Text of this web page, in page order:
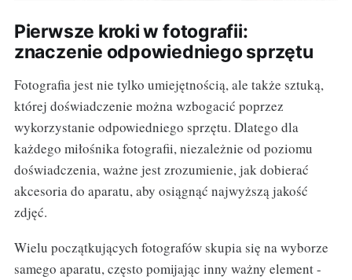
Pierwsze kroki w fotografii:
znaczenie odpowiedniego sprzętu
Fotografia jest nie tylko umiejętnością, ale także sztuką,
której doświadczenie można wzbogacić poprzez
wykorzystanie odpowiedniego sprzętu. Dlatego dla
każdego miłośnika fotografii, niezależnie od poziomu
doświadczenia, ważne jest zrozumienie, jak dobierać
akcesoria do aparatu, aby osiągnąć najwyższą jakość
zdjęć.
Wielu początkujących fotografów skupia się na wyborze
samego aparatu, często pomijając inny ważny element -